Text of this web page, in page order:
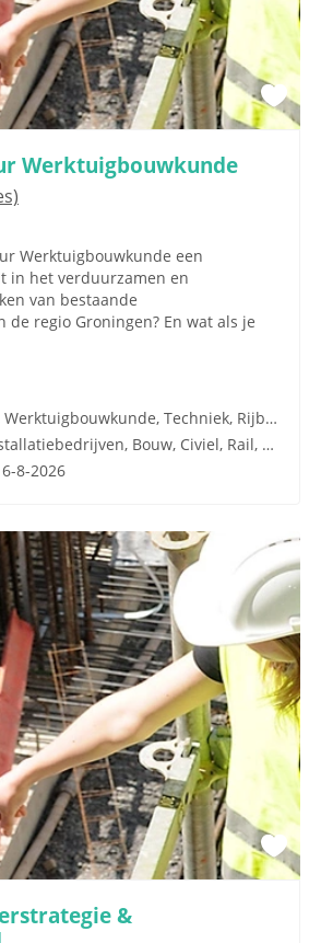
Werktuigbouwkunde
Werktuigbouwkunde een
in het verduurzamen en
van bestaande
regio Groningen? En wat als je
Elektrotechniek, Werktuigbouwkunde, Techniek, Rijbewijs
Wegenbouw, Installatiebedrijven, Bouw, Civiel, Rail, Infrastructuren
8-2026
&